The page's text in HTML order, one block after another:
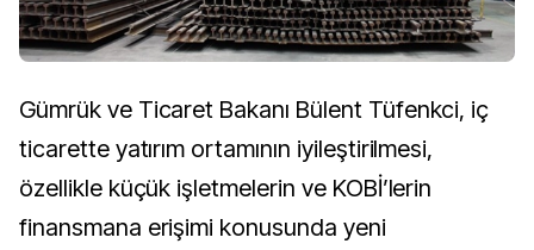
Gümrük ve Ticaret Bakanı Bülent Tüfenkci, iç
ticarette yatırım ortamının iyileştirilmesi,
özellikle küçük işletmelerin ve KOBİ’lerin
finansmana erişimi konusunda yeni